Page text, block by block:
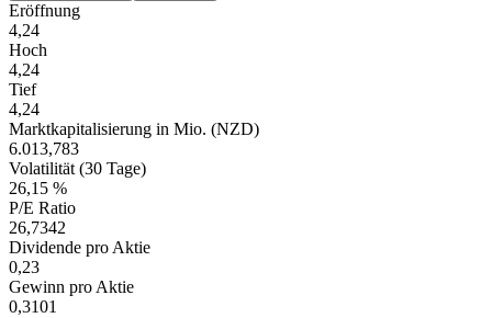
Eröffnung
4,24
Hoch
4,24
Tief
4,24
Marktkapitalisierung in Mio. (NZD)
6.013,783
Volatilität (30 Tage)
26,15 %
P/E Ratio
26,7342
Dividende pro Aktie
0,23
Gewinn pro Aktie
0,3101